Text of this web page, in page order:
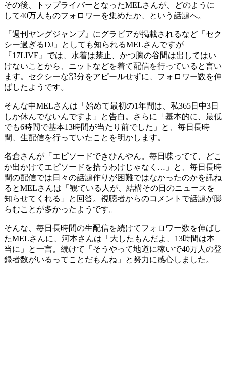
その後、トップライバーとなったMELさんが、どのように
して40万人ものフォロワーを集めたか、という話題へ。
『週刊ヤングジャンプ』にグラビアが掲載されるなど「セク
シー過ぎるDJ」としても知られるMELさんですが
『17LIVE』では、水着は禁止、かつ胸の谷間は出してはい
けないことから、ニットなどを着て配信を行っていると言い
ます。セクシーな部分をアピールせずに、フォロワー数を伸
ばしたようです。
そんな中MELさんは「始めて最初の1年間は、私365日中3日
しか休んでないんですよ」と告白。さらに「基本的に、最低
でも6時間で基本13時間が当たり前でした」と、毎日長時
間、生配信を行っていたことを明かします。
名倉さんが「エピソードできひんやん。毎日喋ってて、どこ
か出かけてエピソードを拾うわけじゃなく…」と、毎日長時
間の配信では日々の話題作りが困難ではなかったのかを訊ね
るとMELさんは「観ている人が、結構その日のニュースを
知らせてくれる」と回答。視聴者からのコメントで話題が膨
らむことが多かったようです。
そんな、毎日長時間の生配信を続けてフォロワー数を伸ばし
たMELさんに、河本さんは「大したもんだよ、13時間は本
当に」と一言。続けて「そうやって地道に稼いで40万人の登
録者数がいるってことだもんね」と努力に感心しました。